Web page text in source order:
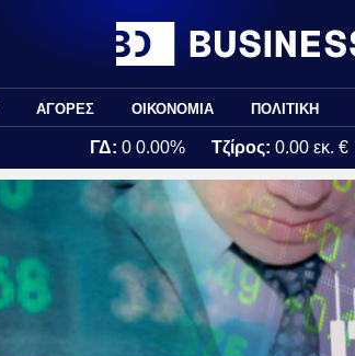
ΑΓΟΡΕΣ ΟΙΚΟΝΟΜΙΑ ΠΟΛΙΤΙΚΗ
ΓΔ: 0 0.00% Τζίρος: 0.00 εκ. €